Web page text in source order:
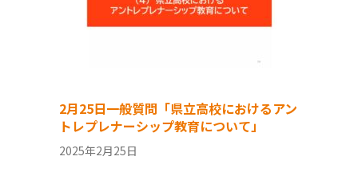
2月25日一般質問「県立高校におけるアン
トレプレナーシップ教育について」
2025年2月25日